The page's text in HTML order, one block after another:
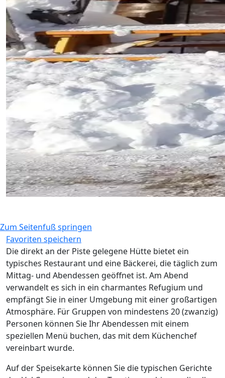
Zum Seitenfuß springen
Favoriten speichern
Die direkt an der Piste gelegene Hütte bietet ein
typisches Restaurant und eine Bäckerei, die täglich zum
Mittag- und Abendessen geöffnet ist. Am Abend
verwandelt es sich in ein charmantes Refugium und
empfängt Sie in einer Umgebung mit einer großartigen
Atmosphäre. Für Gruppen von mindestens 20 (zwanzig)
Personen können Sie Ihr Abendessen mit einem
speziellen Menü buchen, das mit dem Küchenchef
vereinbart wurde.
Auf der Speisekarte können Sie die typischen Gerichte